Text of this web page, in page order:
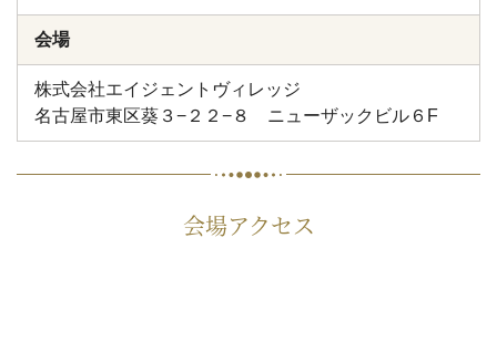
会場
株式会社エイジェントヴィレッジ
名古屋市東区葵３−２２−８ ニューザックビル６F
会場アクセス